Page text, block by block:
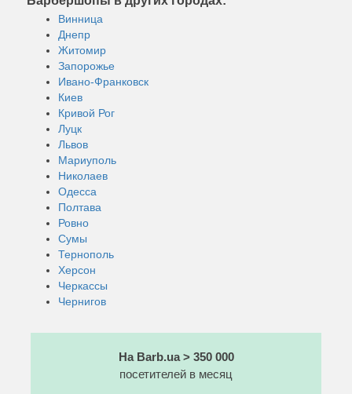
Винница
Днепр
Житомир
Запорожье
Ивано-Франковск
Киев
Кривой Рог
Луцк
Львов
Мариуполь
Николаев
Одесса
Полтава
Ровно
Сумы
Тернополь
Херсон
Черкассы
Чернигов
На Barb.ua > 350 000
посетителей в месяц